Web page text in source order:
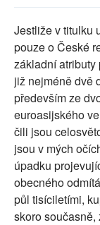
PŘÍSPĚVKY NA
SOCIÁLNÍ SÍTĚ
RUBRIKY
PLNÁ VERZE
Jestliže v titulku
pouze o České
základní atributy
již nejméně dvě
především ze
euroasijského
čili jsou
jsou v mých
úpadku
obecného
půl tisíciletími,
skoro